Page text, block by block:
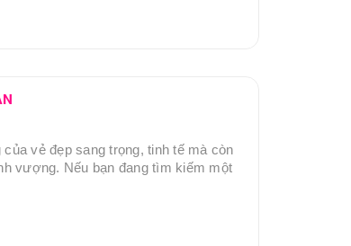
vẻ đẹp sang trọng, tinh tế mà còn
vượng. Nếu bạn đang tìm kiếm một